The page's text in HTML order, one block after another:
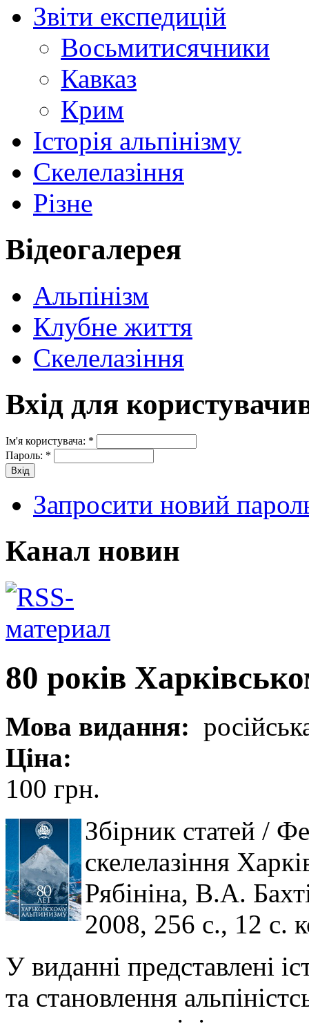
Звіти експедицій
Восьмитисячники
Кавказ
Крим
Історія альпінізму
Скелелазіння
Різне
Відеогалерея
Альпінізм
Клубне життя
Скелелазіння
Вхід для
Ім'я користувача: *
Пароль: *
Запросити новий
Канал новин
80 років
Мова видання:
Ціна:
100 грн.
Збірник статей /
скелелазіння
Рябініна, В.А.
2008, 256 с., 12 с.
У виданні представлені
та становлення